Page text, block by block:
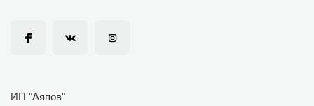
ИП "Аяпов"